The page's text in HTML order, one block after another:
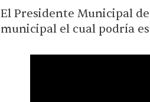
El Presidente Municipal
municipal el cual podría